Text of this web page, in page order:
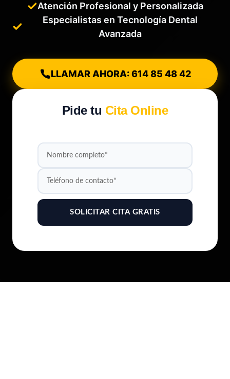
Atención Profesional y Personalizada
Especialistas en Tecnología Dental
Avanzada
LLAMAR AHORA: 614 85 48 42
Pide tu Cita Online